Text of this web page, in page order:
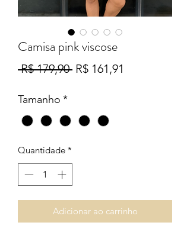
Camisa pink viscose
R$ 179,90 Preço
R$ 161,91
Tamanho *
Quantidade *
Adicionar ao carrinho